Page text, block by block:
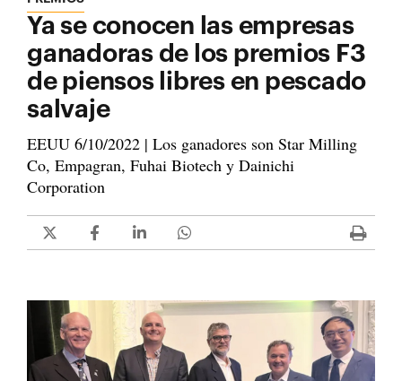
Ya se conocen las empresas
ganadoras de los premios F3
de piensos libres en pescado
salvaje
EEUU 6/10/2022 | Los ganadores son Star Milling
Co, Empagran, Fuhai Biotech y Dainichi
Corporation